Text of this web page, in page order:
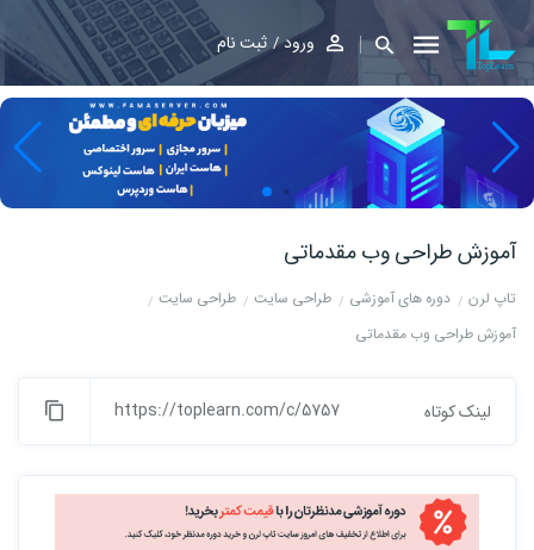
ورود ثبت نام
آموزش طراحی وب مقدماتی
تاپ لرن دوره های آموزشی طراحی سایت
طراحی سایت
آموزش طراحی وب مقدماتی
لینک کوتاه https://toplearn.com/c/5757